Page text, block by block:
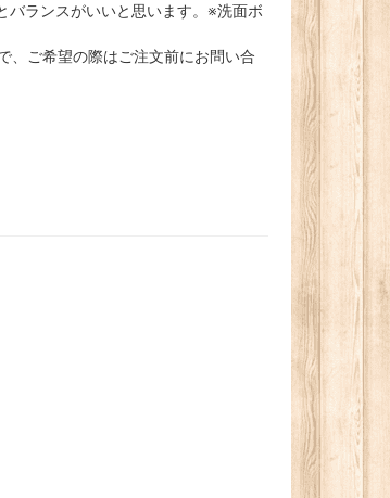
バランスがいいと思います。※洗面ボ
、ご希望の際はご注文前にお問い合